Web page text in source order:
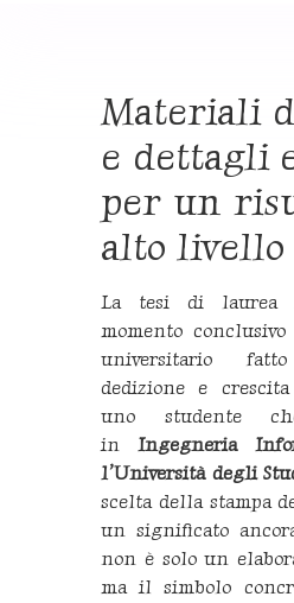
Materiali
e dettagli
per un
alto livello
La tesi di laurea
momento
universitario
dedizione e
uno studente
inIngegneria
l’Università degli
scelta della stampa
un significato
non è solo un
ma il simbolo